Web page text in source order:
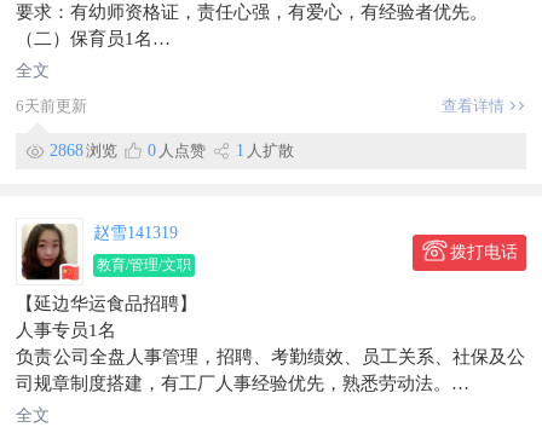
要求：有幼师资格证，责任心强，有爱心，有经验者优先。
（二）保育员1名
要求:有保育员资格证书，有责任心，耐心，无工作经验勿扰。
☎电话微信同步136****2426
工资待遇2000-3000
信息有效期到2026/08/21
联系时，请说明在【珲春圈】看到的~
全文
6天前更新
查看详情
2868浏览 0 人点赞 1 人扩散
赵雪141319
教育/管理/文职
拨打电话
【延边华运食品招聘】
人事专员1名
负责公司全盘人事管理，招聘、考勤绩效、员工关系、社保及公
司规章制度搭建，有工厂人事经验优先，熟悉劳动法。
月薪4500起，薪资根据个人能力
全文